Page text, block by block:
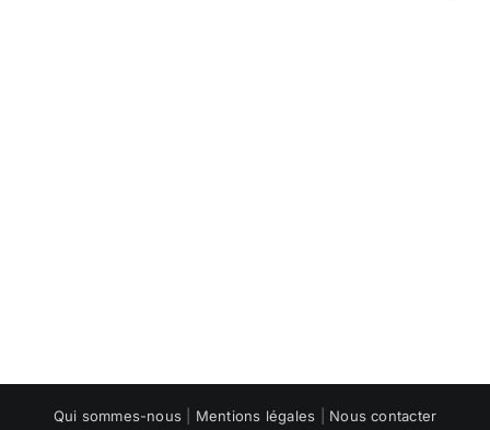
Qui sommes-nous Mentions légales Nous contacter